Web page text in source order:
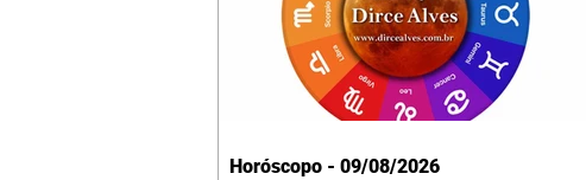
Horóscopo - 09/08/2026